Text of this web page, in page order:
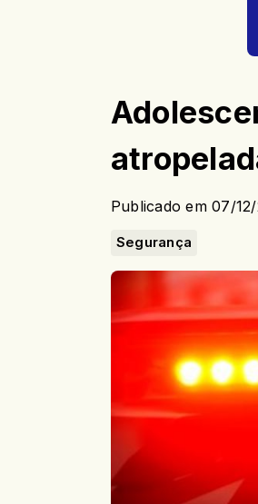
Publicado em 07/
Segurança